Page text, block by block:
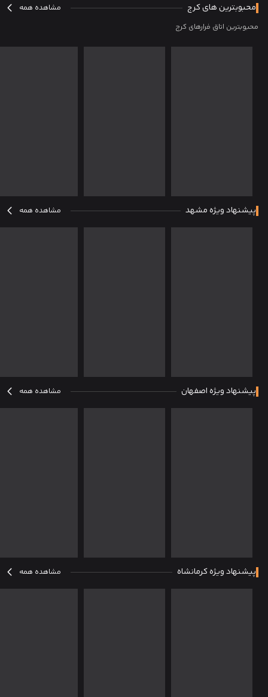
محبوبترین های کرج
مشاهده همه
محبوبترین اتاق فرارهای کرج
پیشنهاد ویژه مشهد مشاهده همه
پیشنهاد ویژه اصفهان مشاهده همه
پیشنهاد ویژه کرمانشاه مشاهده همه